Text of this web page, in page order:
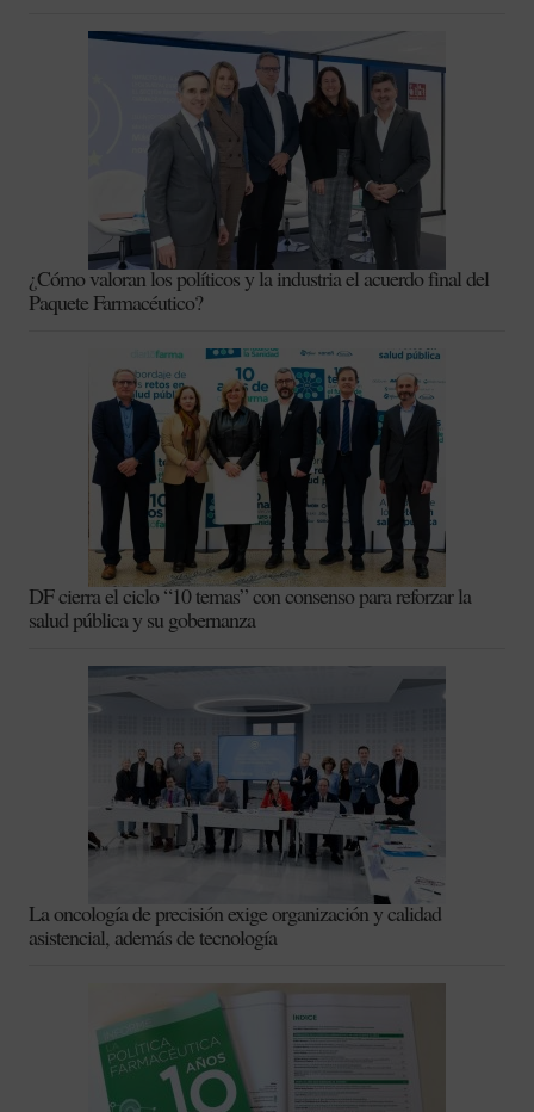
¿Cómo valoran los políticos y la industria el acuerdo final del
Paquete Farmacéutico?
DF cierra el ciclo “10 temas” con consenso para reforzar la
salud pública y su gobernanza
La oncología de precisión exige organización y calidad
asistencial, además de tecnología